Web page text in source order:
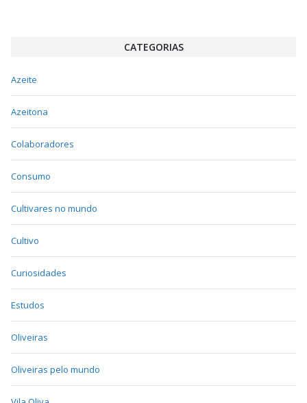
CATEGORIAS
Azeite
Azeitona
Colaboradores
Consumo
Cultivares no mundo
Cultivo
Curiosidades
Estudos
Oliveiras
Oliveiras pelo mundo